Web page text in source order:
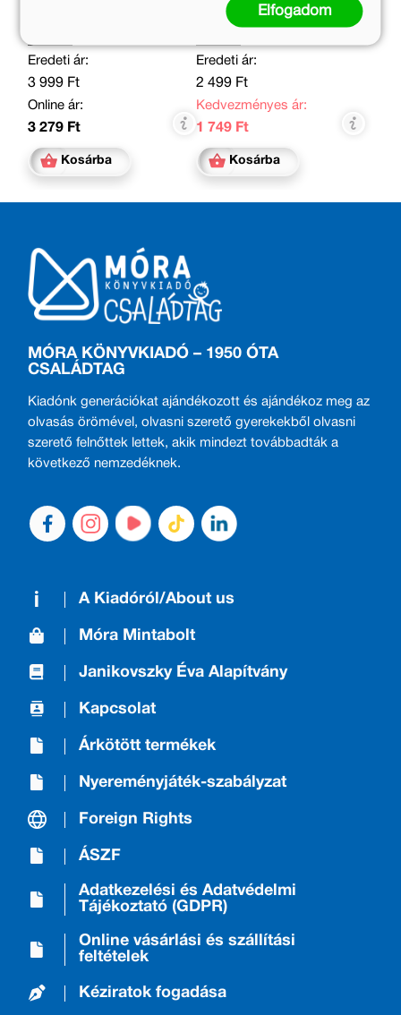
Eredeti ár:
3 999 Ft
Online ár:
3 279 Ft
Kosárba
Bodor Attila
Eredeti ár:
2 499 Ft
Kedvezményes ár:
1 749 Ft
Kosárba
MÓRA KÖNYVKIADÓ – 1950 ÓTA
CSALÁDTAG
Kiadónk generációkat ajándékozott és ajándékoz meg az
olvasás örömével, olvasni szerető gyerekekből olvasni
szerető felnőttek lettek, akik mindezt továbbadták a
következő nemzedéknek.
A Kiadóról/About us
Móra Mintabolt
Janikovszky Éva Alapítvány
Kapcsolat
Árkötött termékek
Nyereményjáték-szabályzat
Foreign Rights
ÁSZF
Adatkezelési és Adatvédelmi
Tájékoztató (GDPR)
Online vásárlási és szállítási
feltételek
Kéziratok fogadása
Elfogadom